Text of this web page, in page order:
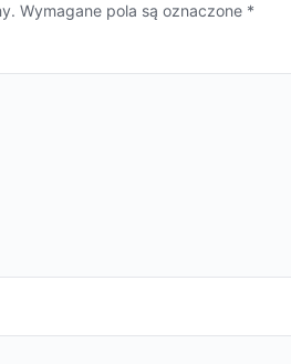
Wymagane pola są oznaczone *